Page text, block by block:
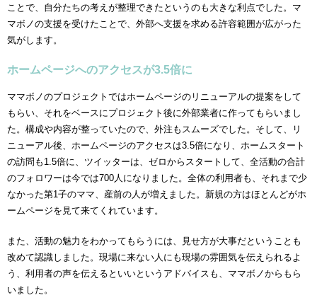
ことで、自分たちの考えが整理できたというのも大きな利点でした。マ
マボノの支援を受けたことで、外部へ支援を求める許容範囲が広がった
気がします。
ホームページへのアクセスが3.5倍に
ママボノのプロジェクトではホームページのリニューアルの提案をして
もらい、それをベースにプロジェクト後に外部業者に作ってもらいまし
た。構成や内容が整っていたので、外注もスムーズでした。そして、リ
ニューアル後、ホームページのアクセスは3.5倍になり、ホームスタート
の訪問も1.5倍に、ツイッターは、ゼロからスタートして、全活動の合計
のフォロワーは今では700人になりました。全体の利用者も、それまで少
なかった第1子のママ、産前の人が増えました。新規の方はほとんどがホ
ームページを見て来てくれています。
また、活動の魅力をわかってもらうには、見せ方が大事だということも
改めて認識しました。現場に来ない人にも現場の雰囲気を伝えられるよ
う、利用者の声を伝えるといいというアドバイスも、ママボノからもら
いました。